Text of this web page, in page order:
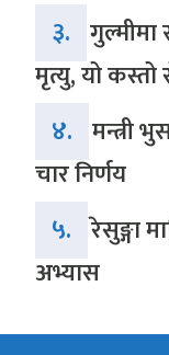
३.
मृत्यु, यो कस्तो
४. मन्त्री
चार निर्णय
५. रेसुङ्गा
अभ्यास